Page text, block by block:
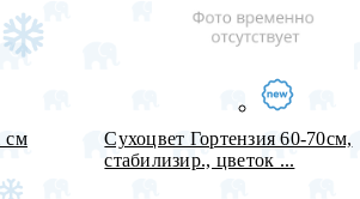
см
Сухоцвет Гортензия 60-70см,
стабилизир., цветок ...